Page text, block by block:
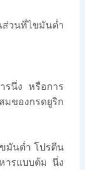
วนที่ไขมันต่ำ
รนึ่ง หรือการ
ของกรดยูริก
มันต่ำ โปรตีน
ารแบบต้ม นึ่ง